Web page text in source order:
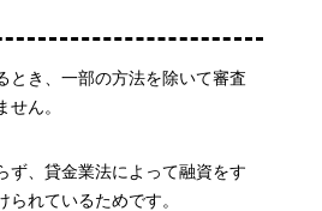
とき、一部の方法を除いて審査
せん。
ず、貸金業法によって融資をす
られているためです。